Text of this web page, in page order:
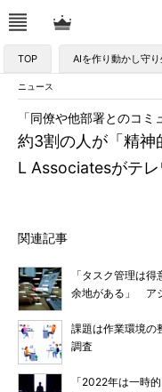
TOP AIを作り動かし守
ニュース
約3割の人が「精
L Associatesがテ
「同僚や他部署とのコミ
関連記事
「タスク管理は
余地がある」 ア
課題は作業環境の
調査
「2022年は一時